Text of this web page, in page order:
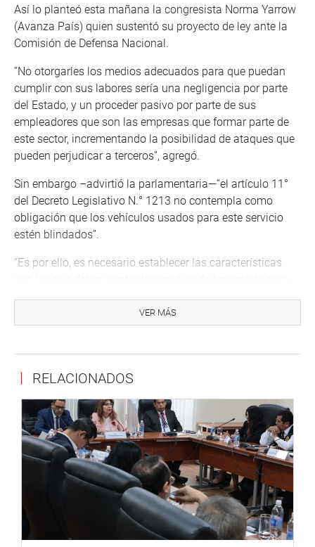
Así lo planteó esta mañana la congresista Norma Yarrow
(Avanza País) quien sustentó su proyecto de ley ante la
Comisión de Defensa Nacional.
“No otorgarles los medios adecuados para que puedan
cumplir con sus labores sería una negligencia por parte
del Estado, y un proceder pasivo por parte de sus
empleadores que son las empresas que formar parte de
este sector, incrementando la posibilidad de ataques que
pueden perjudicar a terceros”, agregó.
Sin embargo –advirtió la parlamentaria—“el artículo 11°
del Decreto Legislativo N.° 1213 no contempla como
obligación que los vehículos usados para este servicio
estén blindados”.
“Es por ello, es necesario establecer las características
realizar el servicio de seguridad privada en la modalidad
de transporte de dinero y valores va a permitir de alguna
manera salvaguardar la vida e integridad de las personas,
modificar algunos aspectos del artículo 11 del Decreto
Legislativo N.° 1213, con la finalidad de permitir fortalecer
la supervisión, fiscalización, regulación y sanción de los
servicios de seguridad privada, así como garantizar que
la seguridad privada pueda cumplir con su rol de
colaboración a la seguridad ciudadana.
Por último, Yarrow Lumbreras recordó que durante la
pandemia debido al COVID 19, el Ministerio de Desarrollo
VER MÁS
RELACIONADOS